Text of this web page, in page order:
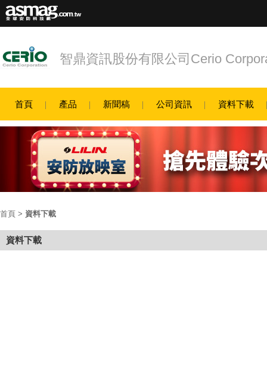
智鼎資訊股份有限公司Cerio
首頁 產品 新聞稿 公司資訊 資料下載
首頁 > 資料下載
資料下載